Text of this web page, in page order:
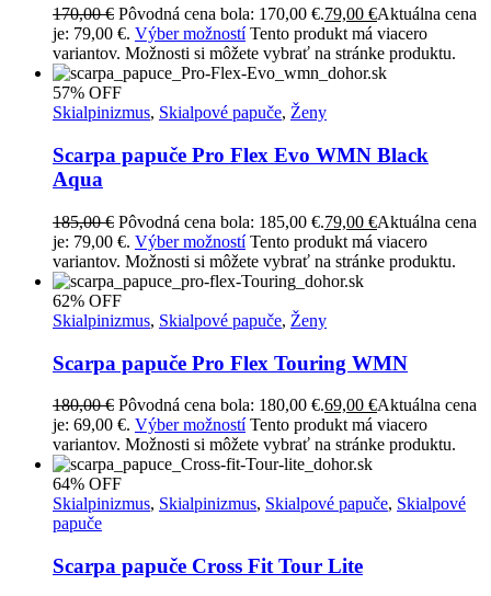
170,00€ Pôvodná cena bola: 170,00 €.79,00 €Aktuálna cena
je: 79,00 €. Výber možností Tento produkt má viacero
variantov. Možnosti si môžete vybrať na stránke produktu.
57% OFF
Skialpinizmus, Skialpové papuče, Ženy
Scarpa papuče Pro Flex Evo WMN Black
Aqua
185,00€ Pôvodná cena bola: 185,00 €.79,00 €Aktuálna cena
je: 79,00 €. Výber možností Tento produkt má viacero
variantov. Možnosti si môžete vybrať na stránke produktu.
62% OFF
Skialpinizmus, Skialpové papuče, Ženy
Scarpa papuče Pro Flex Touring WMN
180,00€ Pôvodná cena bola: 180,00 €.69,00 €Aktuálna cena
je: 69,00 €. Výber možností Tento produkt má viacero
variantov. Možnosti si môžete vybrať na stránke produktu.
64% OFF
Skialpinizmus, Skialpinizmus, Skialpové papuče, Skialpové
papuče
Scarpa papuče Cross Fit Tour Lite